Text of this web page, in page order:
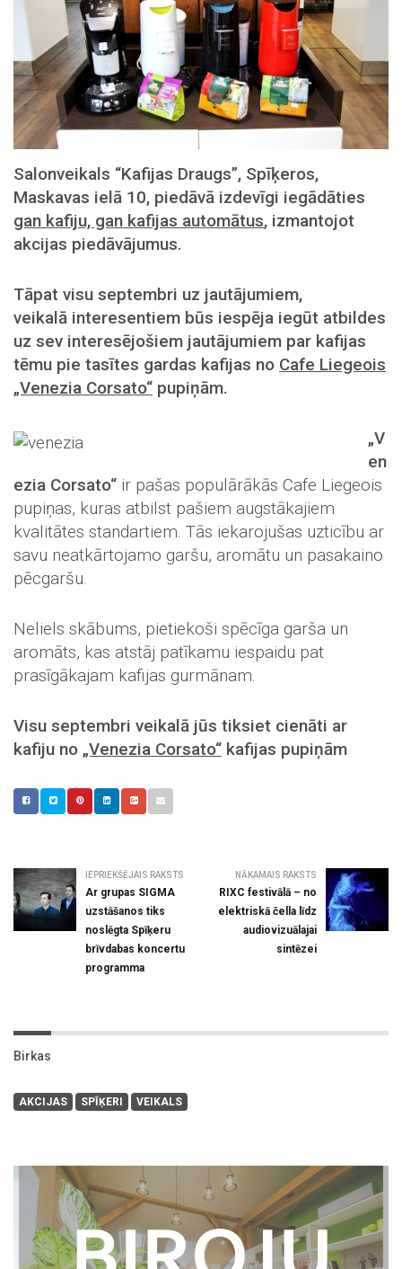
Salonveikals “Kafijas Draugs”, Spīķeros,
Maskavas ielā 10, piedāvā izdevīgi iegādāties
gan kafiju, gan kafijas automātus, izmantojot
akcijas piedāvājumus.
Tāpat visu septembri uz jautājumiem,
veikalā interesentiem būs iespēja iegūt atbildes
uz sev interesējošiem jautājumiem par kafijas
tēmu pie tasītes gardas kafijas no Cafe Liegeois
„Venezia Corsato“ pupiņām.
„V
en
ezia Corsato“ ir pašas populārākās Cafe Liegeois
pupiņas, kuras atbilst pašiem augstākajiem
kvalitātes standartiem. Tās iekarojušas uzticību ar
savu neatkārtojamo garšu, aromātu un pasakaino
pēcgaršu.
Neliels skābums, pietiekoši spēcīga garša un
aromāts, kas atstāj patīkamu iespaidu pat
prasīgākajam kafijas gurmānam.
Visu septembri veikalā jūs tiksiet cienāti ar
kafiju no „Venezia Corsato“ kafijas pupiņām
IEPRIEKŠĒJAIS RAKSTS
Ar grupas SIGMA
uzstāšanos tiks
noslēgta Spīķeru
brīvdabas koncertu
programma
NĀKAMAIS RAKSTS
RIXC festivālā – no
elektriskā čella līdz
audiovizuālajai
sintēzei
Birkas
AKCIJAS SPĪĶERI VEIKALS